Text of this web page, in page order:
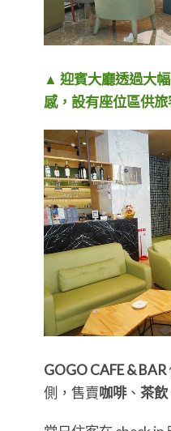
▲ 迎賓大廳透過大
感，設有座位區供旅
GOGO CAFE & BAR
側，售賣咖啡、 茶